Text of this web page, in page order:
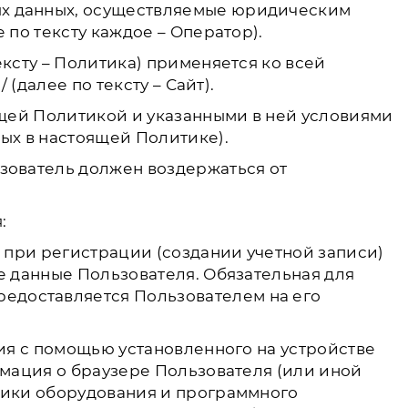
данных, осуществляемые юридическим
тексту каждое – Оператор).
– Политика) применяется ко всей
по тексту – Сайт).
Политикой и указанными в ней условиями
в настоящей Политике).
должен воздержаться от
регистрации (создании учетной записи)
Пользователя. Обязательная для
Пользователем на его
с помощью установленного на устройстве
о браузере Пользователя (или иной
оборудования и программного